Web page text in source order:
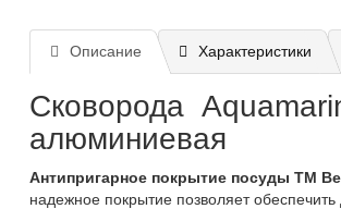
Описание Характеристики
Сковорода
алюминиевая
Антипригарное покрытие посуды ТМ
надежное покрытие позволяет